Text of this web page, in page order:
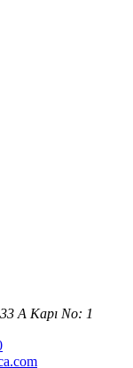
A Kapı No: 1